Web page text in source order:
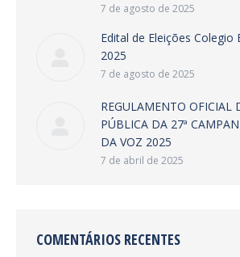
7 de agosto de 2025
Edital de Eleições Colegio
2025
7 de agosto de 2025
REGULAMENTO OFICIAL
PÚBLICA DA 27ª
DA VOZ 2025
7 de abril de 2025
COMENTÁRIOS RECENTES